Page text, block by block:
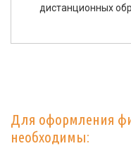
дистанционных
Для оформления
необходимы: